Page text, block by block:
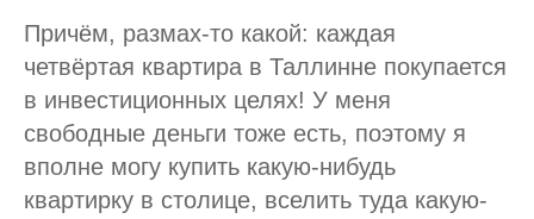
Причём, размах-то какой: каждая
четвёртая квартира в Таллинне покупается
в инвестиционных целях! У меня
свободные деньги тоже есть, поэтому я
вполне могу купить какую-нибудь
квартирку в столице, вселить туда какую-